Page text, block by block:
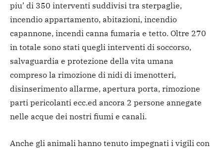
piu’ di 350 interventi suddivisi tra sterpaglie,
incendio appartamento, abitazioni, incendio
capannone, incendi canna fumaria e tetto. Oltre 270
in totale sono stati quegli interventi di soccorso,
salvaguardia e protezione della vita umana
compreso la rimozione di nidi di imenotteri,
disinserimento allarme, apertura porta, rimozione
parti pericolanti ecc.ed ancora 2 persone annegate
nelle acque dei nostri fiumi e canali.
Anche gli animali hanno tenuto impegnati i vigili con